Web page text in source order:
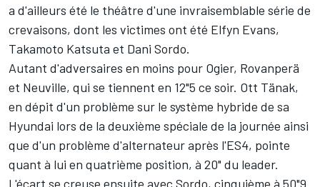
a d'ailleurs été le théâtre d'une invraisemblable série de
crevaisons, dont les victimes ont été Elfyn Evans,
Takamoto Katsuta et Dani Sordo.
Autant d'adversaires en moins pour Ogier, Rovanperä
et Neuville, qui se tiennent en 12"5 ce soir. Ott Tänak,
en dépit d'un problème sur le système hybride de sa
Hyundai lors de la deuxième spéciale de la journée ainsi
que d'un problème d'alternateur après l'ES4, pointe
quant à lui en quatrième position, à 20" du leader.
L'écart se creuse ensuite avec Sordo, cinquième à 50"9